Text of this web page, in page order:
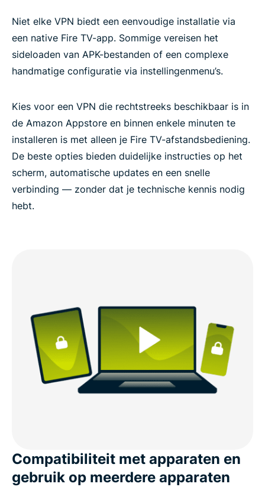
Niet elke VPN biedt een eenvoudige installatie via
een native Fire TV-app. Sommige vereisen het
sideloaden van APK-bestanden of een complexe
handmatige configuratie via instellingenmenu’s.
Kies voor een VPN die rechtstreeks beschikbaar is in
de Amazon Appstore en binnen enkele minuten te
installeren is met alleen je Fire TV-afstandsbediening.
De beste opties bieden duidelijke instructies op het
scherm, automatische updates en een snelle
verbinding — zonder dat je technische kennis nodig
hebt.
Compatibiliteit met apparaten en
gebruik op meerdere apparaten